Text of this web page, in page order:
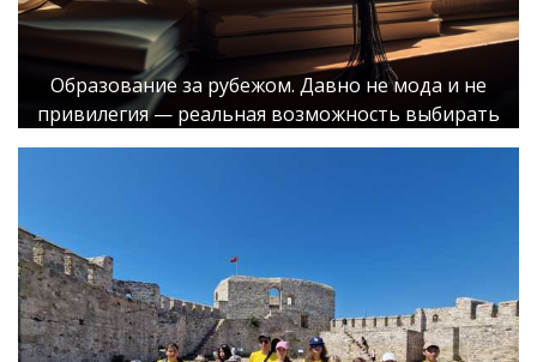
Образование за рубежом. Давно не мода и не
привилегия — реальная возможность выбирать